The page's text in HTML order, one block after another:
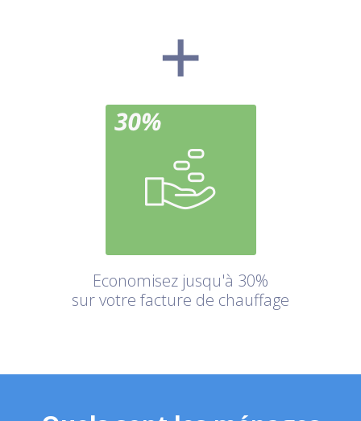
Economisez jusqu'à 30%
sur votre facture de chauffage